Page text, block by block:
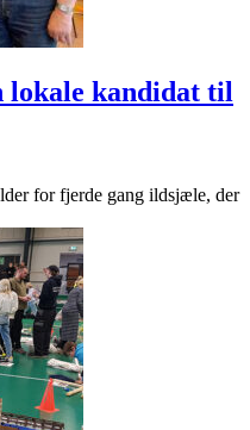
lokale kandidat til
for fjerde gang ildsjæle, der